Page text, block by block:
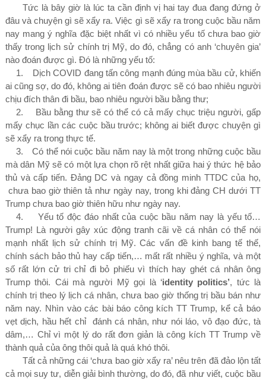
Tức là bây giờ là lúc ta cần định vị hai tay đua đang đứng ở
đâu và chuyện gì sẽ xẩy ra.Việc gì sẽ xẩy ra trong cuộc bầu năm
nay mang ý nghĩa đặc biệt nhất vì có nhiều yếu tố chưa bao giờ
thấy trong lịch sử chính trị Mỹ, do đó, chẳng có anh ‘chuyên gia’
nào đoán được gì. Đó là những yếu tố:
1.
Dịch COVID đang tấn công mạnh đúng mùa bầu cử, khiến
ai cũng sợ, do đó, không ai tiên đoán được sẽ có bao nhiêu người
chịu đích thân đi bầu, bao nhiêu người bầu bằng thư;
2.
Bầu bằng thư sẽ có thể có cả mấy chục triệu người, gấp
mấy chục lần các cuộc bầu trước; không ai biết được chuyện gì
sẽ xẩy ra trong thực tế.
3.
Có thể nói cuộc bầu năm nay là một trong những cuộc bầu
mà dân Mỹ sẽ có một lựa chọn rõ rệt nhất giữa hai ý thức hệ bảo
thủ và cấp tiến. Đảng DC và ngay cả đồng minh TTDC của họ,
chưa bao giờ thiên tả như ngày nay, trong khi đảng CH dưới TT
Trump chưa bao giờ thiên hữu như ngày nay.
4.
Yếu tố độc đáo nhất của cuộc bầu năm nay là yếu tố…
Trump! L à người gây xúc động tranh cãi về cá nhân có thể nói
mạnh nhất lịch sử chính trị Mỹ. Các vấn đề kinh bang tế thế,
chính sách bảo thủ hay cấp tiến,… mất rất nhiều ý nghĩa, và một
số rất lớn cử tri chỉ đi bỏ phiếu vì thích hay ghét cá nhân ông
Trump thôi. Cái mà người Mỹ gọi là ‘identity politics’, tức là
chính trị theo lý lịch cá nhân, chưa bao giờ thống trị bầu bán như
năm nay. Nhìn vào các bài báo công kích TT Trump, kể cả báo
vẹt dịch, hầu hết chỉ đánh cá nhân, như nói láo, vô đạo đức, tà
dâm,… Chỉ vì một lý do rất đơn giản là công kích TT Trump về
thành quả của ông thôi quả là quá khó thôi.
Tất cả những cái ‘chưa bao giờ xẩy ra’ nêu trên đã đảo lộn tất
cả mọi suy tư, diễn giải bình thường, do đó, đã như viết, cuộc bầu